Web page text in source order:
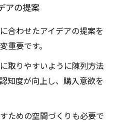
アの提案
合わせたアイデアの提案を
重要です。
取りやすいように陳列方法
知度が向上し、購入意欲を
ための空間づくりも必要で